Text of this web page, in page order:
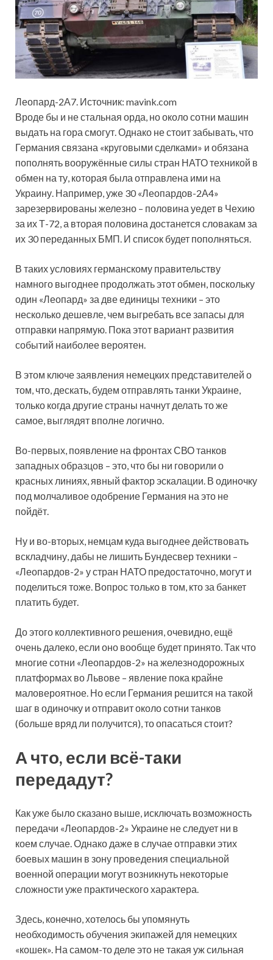
Леопард-2А7. Источник: mavink.com
Вроде бы и не стальная орда, но около сотни машин
выдать на гора смогут. Однако не стоит забывать, что
Германия связана «круговыми сделками» и обязана
пополнять вооружённые силы стран НАТО техникой в
обмен на ту, которая была отправлена ими на
Украину. Например, уже 30 «Леопардов-2А4»
зарезервированы железно – половина уедет в Чехию
за их Т-72, а вторая половина достанется словакам за
их 30 переданных БМП. И список будет пополняться.
В таких условиях германскому правительству
намного выгоднее продолжать этот обмен, поскольку
один «Леопард» за две единицы техники – это
несколько дешевле, чем выгребать все запасы для
отправки напрямую. Пока этот вариант развития
событий наиболее вероятен.
В этом ключе заявления немецких представителей о
том, что, дескать, будем отправлять танки Украине,
только когда другие страны начнут делать то же
самое, выглядят вполне логично.
Во-первых, появление на фронтах СВО танков
западных образцов – это, что бы ни говорили о
красных линиях, явный фактор эскалации. В одиночку
под молчаливое одобрение Германия на это не
пойдёт.
Ну и во-вторых, немцам куда выгоднее действовать
вскладчину, дабы не лишить Бундесвер техники –
«Леопардов-2» у стран НАТО предостаточно, могут и
поделиться тоже. Вопрос только в том, кто за банкет
платить будет.
До этого коллективного решения, очевидно, ещё
очень далеко, если оно вообще будет принято. Так что
многие сотни «Леопардов-2» на железнодорожных
платформах во Львове – явление пока крайне
маловероятное. Но если Германия решится на такой
шаг в одиночку и отправит около сотни танков
(больше вряд ли получится), то опасаться стоит?
А что, если всё-таки
передадут?
Как уже было сказано выше, исключать возможность
передачи «Леопардов-2» Украине не следует ни в
коем случае. Однако даже в случае отправки этих
боевых машин в зону проведения специальной
военной операции могут возникнуть некоторые
сложности уже практического характера.
Здесь, конечно, хотелось бы упомянуть
необходимость обучения экипажей для немецких
«кошек». На самом-то деле это не такая уж сильная